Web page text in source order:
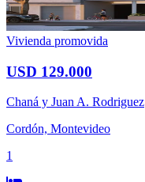
Vivienda promovida
USD 129.000
Chaná y Juan A. Rodriguez
Cordón, Montevideo
1